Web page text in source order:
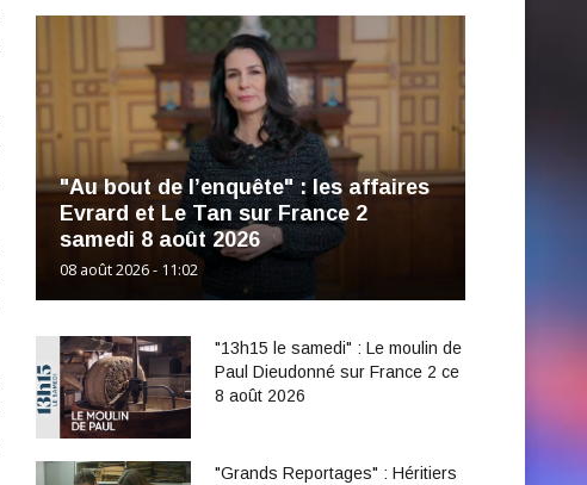
"Au bout de l’enquête" : les affaires
Evrard et Le Tan sur France 2
samedi 8 août 2026
08 août 2026 - 11:02
"13h15 le samedi" : Le moulin de
Paul Dieudonné sur France 2 ce
8 août 2026
"Grands Reportages" : Héritiers